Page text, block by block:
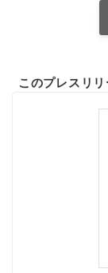
このプレスリ